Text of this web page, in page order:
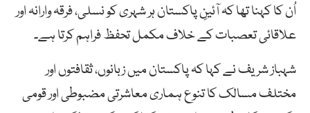
اُن کا کہنا تھا کہ آئینِ پاکستان ہر شہری کو نسلی، فرقہ وارانہ اور
علاقائی تعصبات کے خلاف مکمل تحفظ فراہم کرتا ہے۔
شہباز شریف نے کہا کہ پاکستان میں زبانوں، ثقافتوں اور
مختلف مسالک کا تنوع ہماری معاشرتی مضبوطی اور قومی